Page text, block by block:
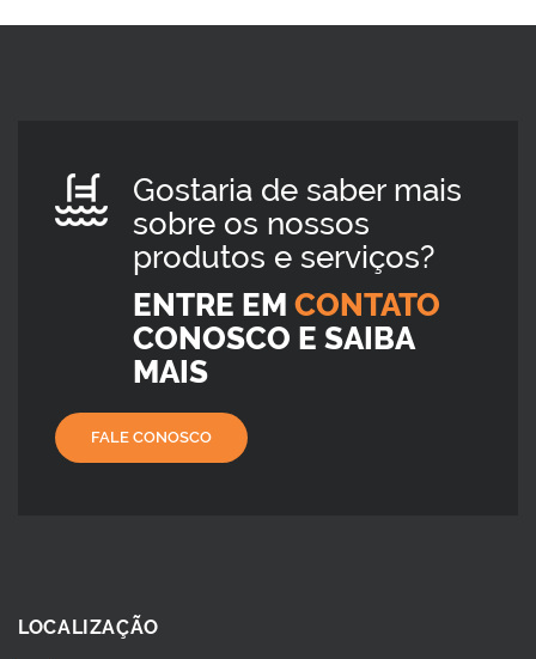
Gostaria de saber mais
sobre os nossos
produtos e serviços?
ENTRE EM CONTATO
CONOSCO E SAIBA
MAIS
FALE CONOSCO
LOCALIZAÇÃO